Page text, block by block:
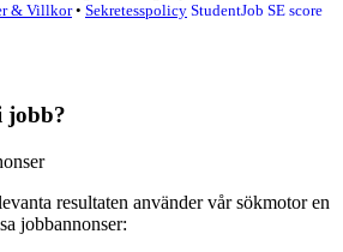
& Villkor• Sekretesspolicy StudentJob SE score
jobb?
resultaten använder vår sökmotor en
jobbannonser: